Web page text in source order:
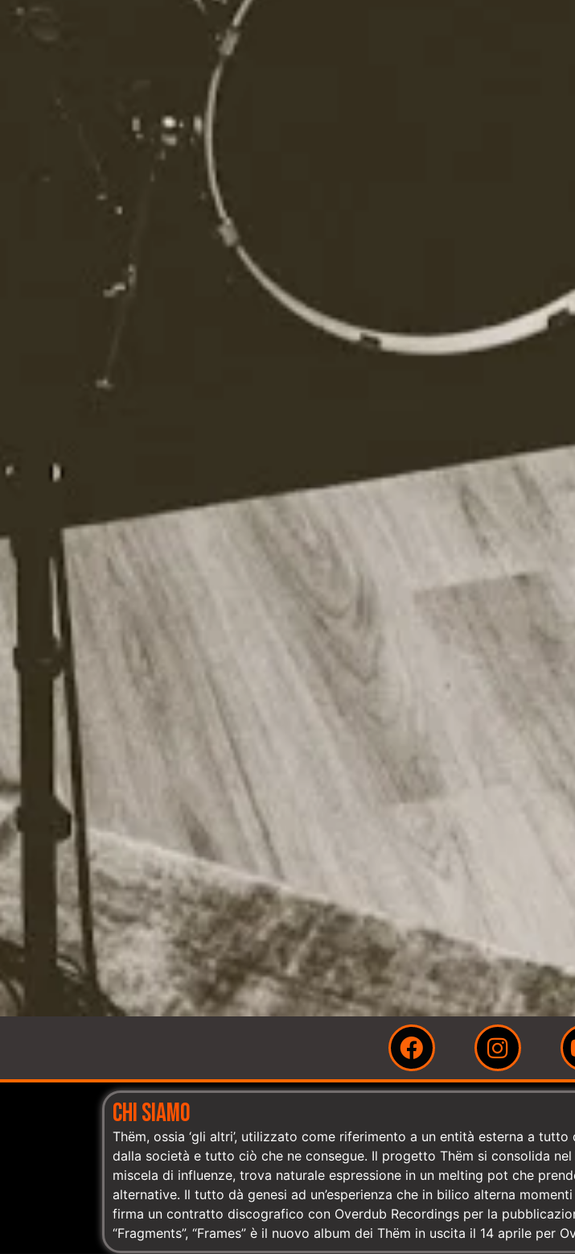
CHI SIAMO
Thëm, ossia ‘gli altri’, utilizzato come riferimento a un entità esterna a
dalla società e tutto ciò che ne consegue. Il progetto Thëm si consolida
miscela di influenze, trova naturale espressione in un melting pot che
alternative. Il tutto dà genesi ad un’esperienza che in bilico alterna
firma un contratto discografico con Overdub Recordings per la
“Fragments”, “Frames” è il nuovo album dei Thëm in uscita il 14 aprile